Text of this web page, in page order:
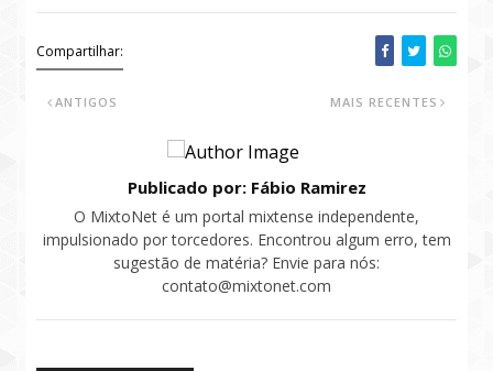
Compartilhar:
MAIS RECENTES
ANTIGOS
Publicado por: Fábio Ramirez
O MixtoNet é um portal mixtense independente,
impulsionado por torcedores. Encontrou algum erro, tem
sugestão de matéria? Envie para nós:
contato@mixtonet.com